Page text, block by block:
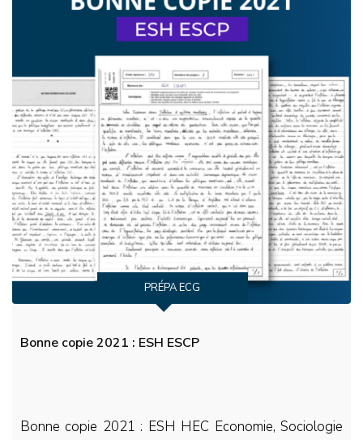
PRÉPA ECG
Bonne copie 2021 : ESH ESCP
Bonne copie 2021 : ESH HEC Economie, Sociologie